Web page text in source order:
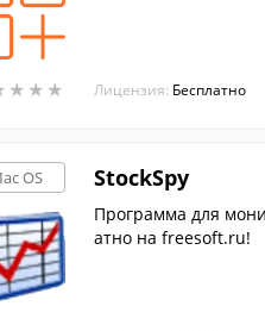
★ ★ ★
★ ★ ★ Лицензия: Бесплатно
OS StockSpy
Программа для
атно на freesoft.ru!